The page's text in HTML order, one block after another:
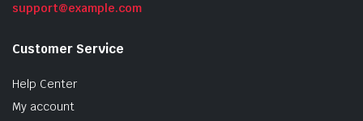
support@example.com
Customer Service
Help Center
My account